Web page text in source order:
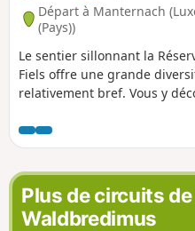
Départ à Manternach
(Pays))
Le sentier sillonnant la
Fiels offre une grande
relativement bref. Vous y
vignoble en pleine forêt, une
par la Schlammbaach
débit, de magnifiques
vestiges d'un moulin à bois.
didactiques en français
Plus de circuits
Waldbredimus